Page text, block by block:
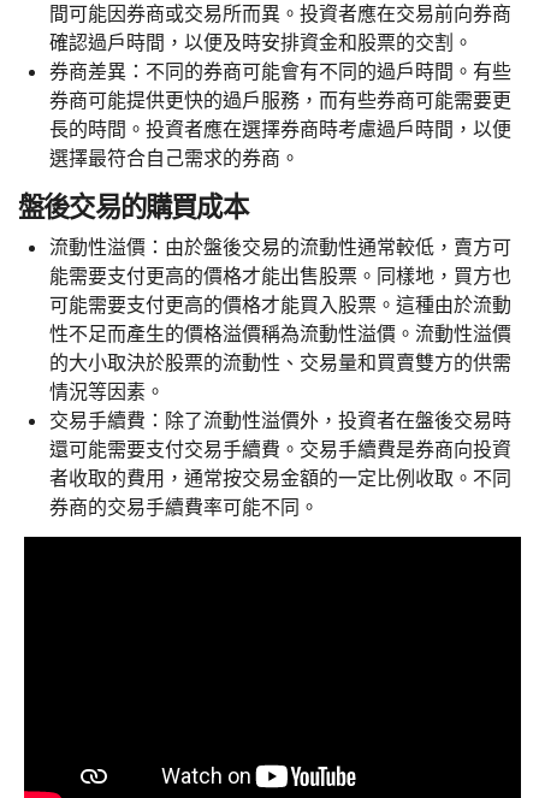
間可能因券商或交易所而異。投資者應在交易前向券商
確認過戶時間，以便及時安排資金和股票的交割。
券商差異：不同的券商可能會有不同的過戶時間。有些
券商可能提供更快的過戶服務，而有些券商可能需要更
長的時間。投資者應在選擇券商時考慮過戶時間，以便
選擇最符合自己需求的券商。
盤後交易的購買成本
流動性溢價：由於盤後交易的流動性通常較低，賣方可
能需要支付更高的價格才能出售股票。同樣地，買方也
可能需要支付更高的價格才能買入股票。這種由於流動
性不足而產生的價格溢價稱為流動性溢價。流動性溢價
的大小取決於股票的流動性、交易量和買賣雙方的供需
情況等因素。
交易手續費：除了流動性溢價外，投資者在盤後交易時
還可能需要支付交易手續費。交易手續費是券商向投資
者收取的費用，通常按交易金額的一定比例收取。不同
券商的交易手續費率可能不同。